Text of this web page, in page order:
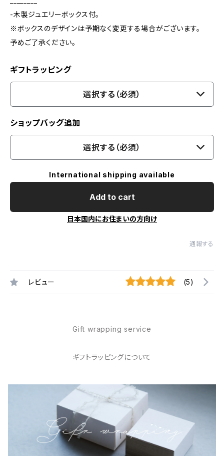
-木製ジュエリーボックス付。
※ボックスのデザインは予期なく変更する場合がございます。
予めご了承ください。
ギフトラッピング
選択する（必須）
ショップバッグ追加
選択する（必須）
International shipping available
Add to cart
日本国内にお住まいの方向け
通報する
レビュー (5)
Gift wrapping service
ギフトラッピングについて